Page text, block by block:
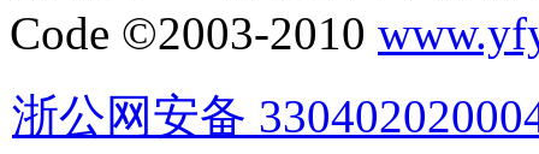
Code ©2003-2010
浙公网安备